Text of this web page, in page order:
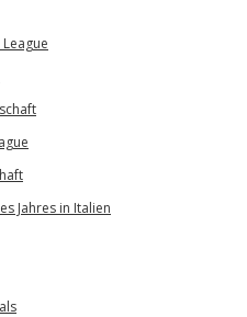
Jahres in Italien